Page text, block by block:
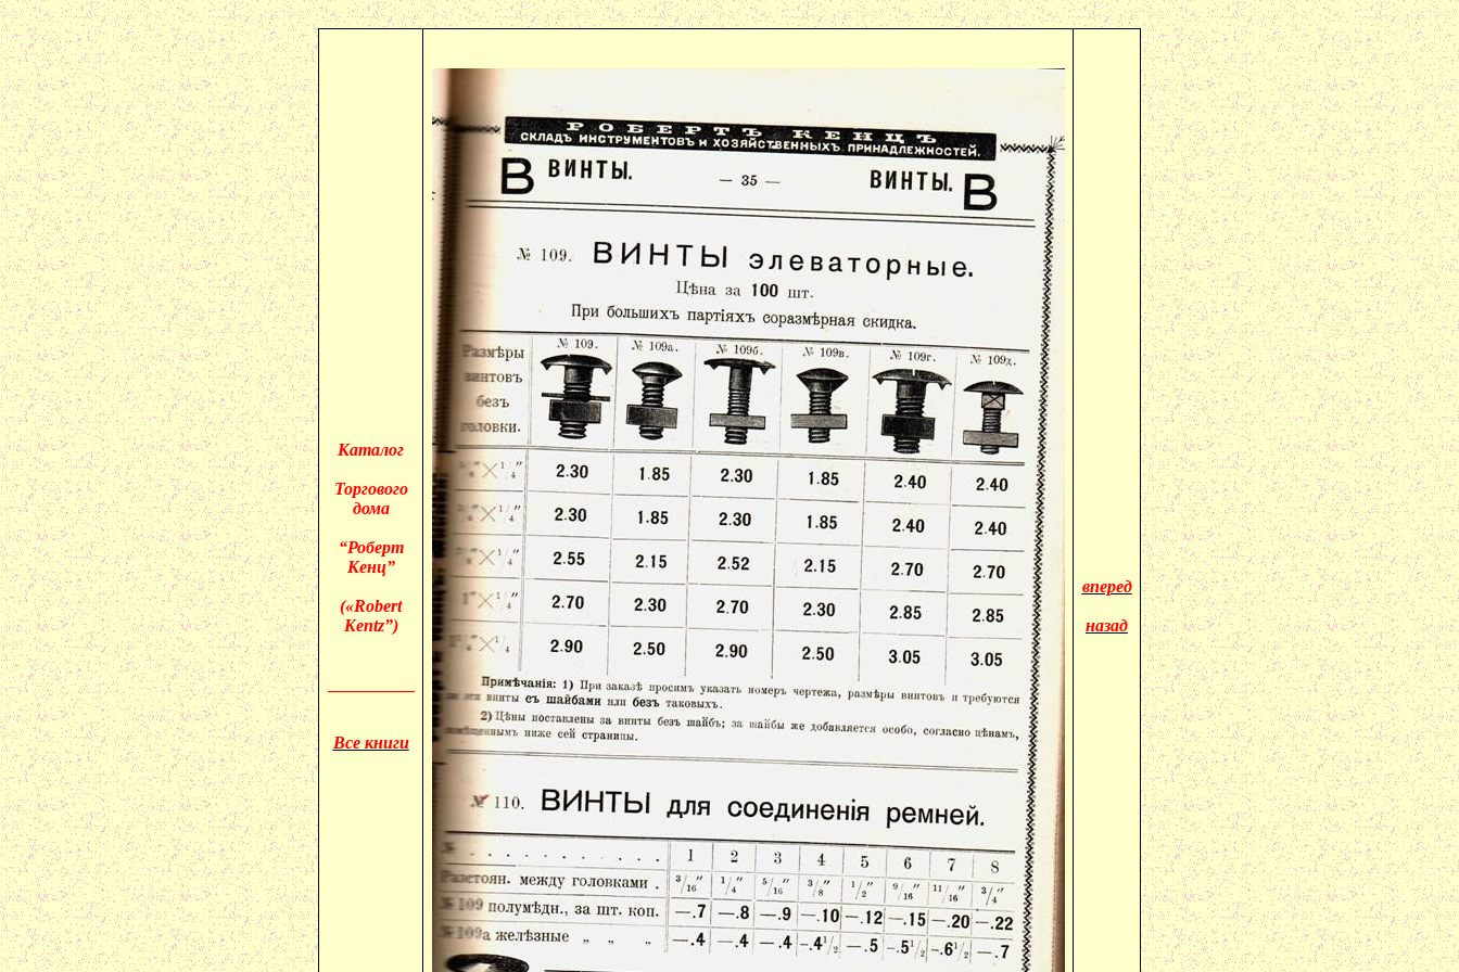
Каталог
Торгового
дома
“Роберт
Кенц”
(«Robert
Kentz”)
Все книги
вперед
назад